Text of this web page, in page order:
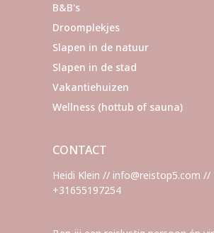
B&B's
Droomplekjes
Slapen in de natuur
Slapen in de stad
Vakantiehuizen
Wellness (hottub of sauna)
CONTACT
Heidi Klein // info@reistop5.com //
+31655197254